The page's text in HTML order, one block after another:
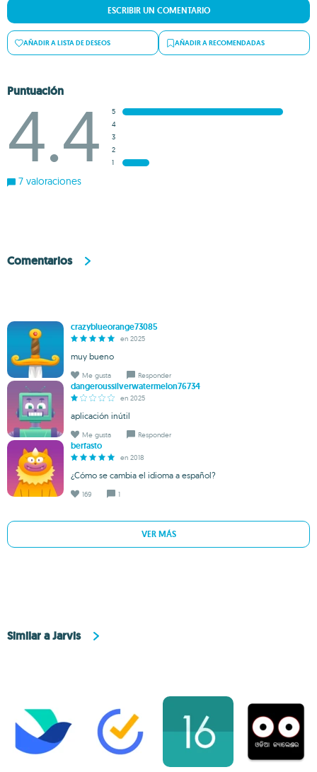
ESCRIBIR UN COMENTARIO
AÑADIR A LISTA DE DESEOS AÑADIR A RECOMENDADAS
Puntuación
4.4
5
4
3
2
1
7 valoraciones
Comentarios
crazyblueorange73085
en 2025
muy bueno
Me gusta Responder
dangeroussilverwatermelon76734
en 2025
aplicación inútil
Me gusta Responder
berfasto
en 2018
¿Cómo se cambia el idioma a español?
169 1
VER MÁS
Similar a Jarvis